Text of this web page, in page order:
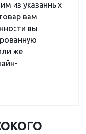
из указанных
вам
вы
же